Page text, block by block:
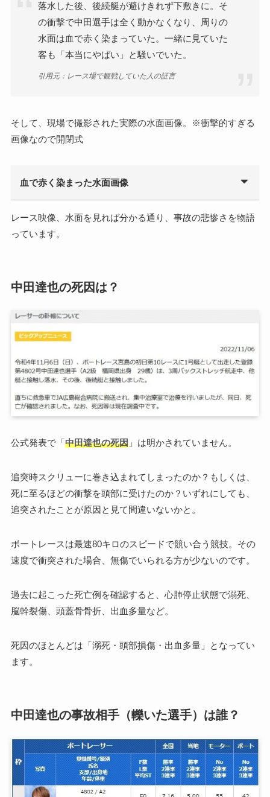
落水した後、後続艇が避けきれず下敷きに。そ
の衝撃で中田選手は全く動かなくなり、周りの
水面は血で赤く染まっていた。一緒に見ていた
客も「本当にやばい」と騒いでいた。
引用元：レース場で観戦していた人の証言
そして、現場で撮影された実際の水面画像。※衝撃的すぎる
画像なので開閉式
血で赤く染まった水面画像
レース映像、水面を見れば分かる通り、事故の悲惨さを物語
っています。
中田達也の死因は？
公式発表で「中田達也の死因」は明かされていません。
追突時スクリューに巻き込まれてしまったのか？もしくは、
死に至るほどの衝撃を頭部に受けたのか？いずれにしても、
追突されたことが原因と見て間違いないかと。
ボートレースは最速80キロのスピードで競い合う競技。その
速度で衝突された場合、無傷でいられる方が少ないのです。
過去に起こった死亡例を確認すると、心肺停止状態で溺死、
脳幹裂傷、頭蓋骨骨折、出血多量など。
死因のほとんどは「溺死・頭部損傷・出血多量」となってい
ます。
中田達也の事故相手（轢いた選手）は誰？